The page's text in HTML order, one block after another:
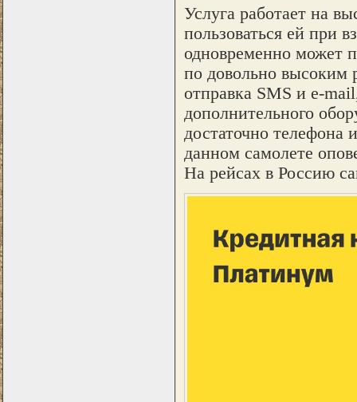
Услуга работает на
пользоваться ей при
одновременно может
по довольно
отправка SMS и e-
дополнительного
достаточно телефона
данном самолете
На рейсах в Россию